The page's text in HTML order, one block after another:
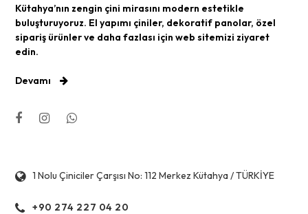
Kütahya’nın zengin çini mirasını modern estetikle
buluşturuyoruz. El yapımı çiniler, dekoratif panolar, özel
sipariş ürünler ve daha fazlası için web sitemizi ziyaret
edin.
Devamı
1 Nolu Çiniciler Çarşısı No: 112 Merkez Kütahya / TÜRKİYE
+90 274 227 04 20